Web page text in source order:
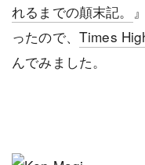
れるまでの顛末記。
ったので、 Times
んでみました。